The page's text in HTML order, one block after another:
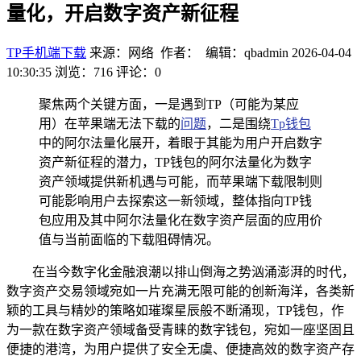
量化，开启数字资产新征程
TP手机端下载 来源：网络 作者： 编辑：qbadmin 2026-04-04
10:30:35 浏览：716 评论：0
聚焦两个关键方面，一是遇到TP（可能为某应
用）在苹果端无法下载的问题，二是围绕Tp钱包
中的阿尔法量化展开，着眼于其能为用户开启数字
资产新征程的潜力，TP钱包的阿尔法量化为数字
资产领域提供新机遇与可能，而苹果端下载限制则
可能影响用户去探索这一新领域，整体指向TP钱
包应用及其中阿尔法量化在数字资产层面的应用价
值与当前面临的下载阻碍情况。
在当今数字化金融浪潮以排山倒海之势汹涌澎湃的时代，
数字资产交易领域宛如一片充满无限可能的创新海洋，各类新
颖的工具与精妙的策略如璀璨星辰般不断涌现，TP钱包，作
为一款在数字资产领域备受青睐的数字钱包，宛如一座坚固且
便捷的港湾，为用户提供了安全无虞、便捷高效的数字资产存